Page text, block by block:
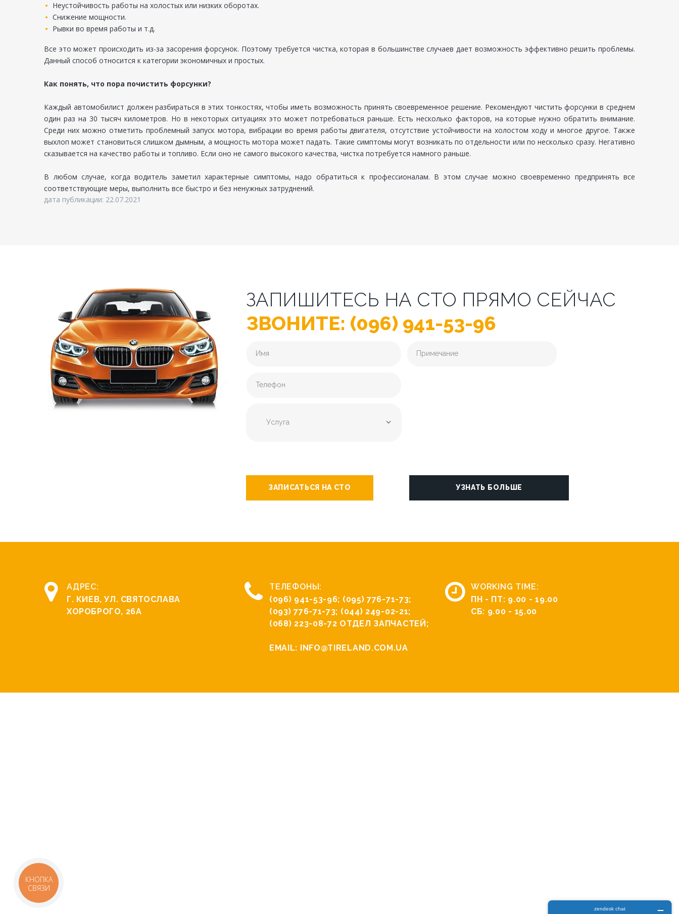
Неустойчивость работы на холостых или низких оборотах.
Снижение мощности.
Рывки во время работы и т.д.
Все это может происходить из-за засорения форсунок. Поэтому требуется чистка, которая в большинстве случаев дает возможность эффективно решить проблемы.
Данный способ относится к категории экономичных и простых.
Как понять, что пора почистить форсунки?
Каждый автомобилист должен разбираться в этих тонкостях, чтобы иметь возможность принять своевременное решение. Рекомендуют чистить форсунки в среднем
один раз на 30 тысяч километров. Но в некоторых ситуациях это может потребоваться раньше. Есть несколько факторов, на которые нужно обратить внимание.
Среди них можно отметить проблемный запуск мотора, вибрации во время работы двигателя, отсутствие устойчивости на холостом ходу и многое другое. Также
выхлоп может становиться слишком дымным, а мощность мотора может падать. Такие симптомы могут возникать по отдельности или по несколько сразу. Негативно
сказывается на качество работы и топливо. Если оно не самого высокого качества, чистка потребуется намного раньше.
В любом случае, когда водитель заметил характерные симптомы, надо обратиться к профессионалам. В этом случае можно своевременно предпринять все
соответствующие меры, выполнить все быстро и без ненужных затруднений.
дата публикации: 22.07.2021
ЗАПИШИТЕСЬ НА СТО ПРЯМО СЕЙЧАС
ЗВОНИТЕ: (096) 941-53-96
ЗАПИСАТЬСЯ НА СТО УЗНАТЬ БОЛЬШЕ
АДРЕС:
Г. КИЕВ, УЛ. СВЯТОCЛАВА
ХОРОБРОГО, 26А
ТЕЛЕФОНЫ:
(096) 941-53-96; (095) 776-71-73;
(093) 776-71-73; (044) 249-02-21;
(068) 223-08-72 ОТДЕЛ ЗАПЧАСТЕЙ;
EMAIL: INFO@TIRELAND.COM.UA
WORKING TIME:
ПН - ПТ: 9.00 - 19.00
СБ: 9.00 - 15.00
КНОПКА
СВЯЗИ